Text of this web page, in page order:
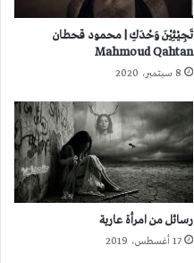
تَجِيْئِيْنَ وَحْدَكِ | محمود قحطان
Mahmoud Qahtan
8 سبتمبر، 2020
رسائل من امرأة عارية
17 أغسطس، 2019